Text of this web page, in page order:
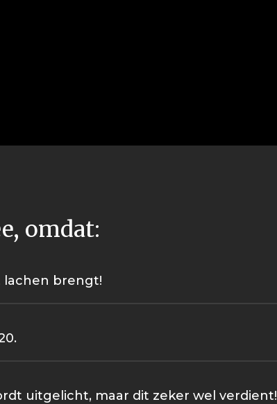
omdat:
lachen brengt!
uitgelicht, maar dit zeker wel verdient!